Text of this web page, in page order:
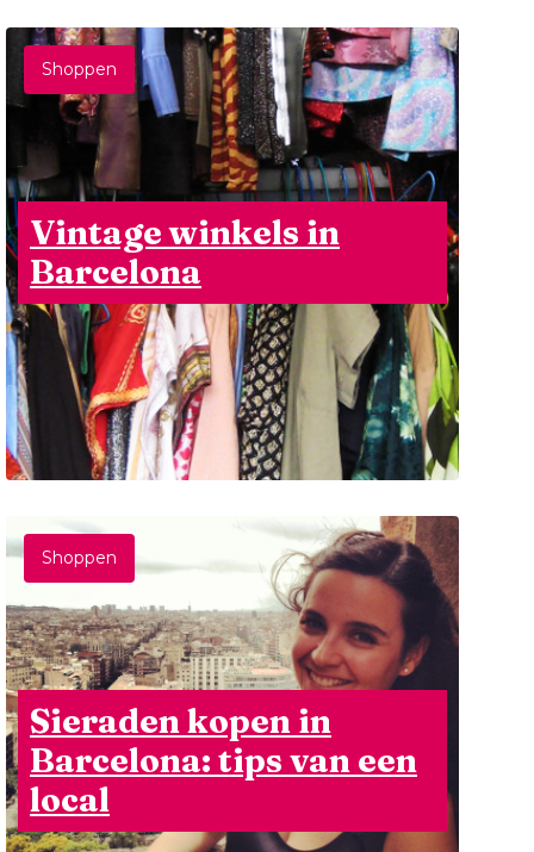
Shoppen
Vintage winkels in
Barcelona
Shoppen
Sieraden kopen in
Barcelona: tips van een
local